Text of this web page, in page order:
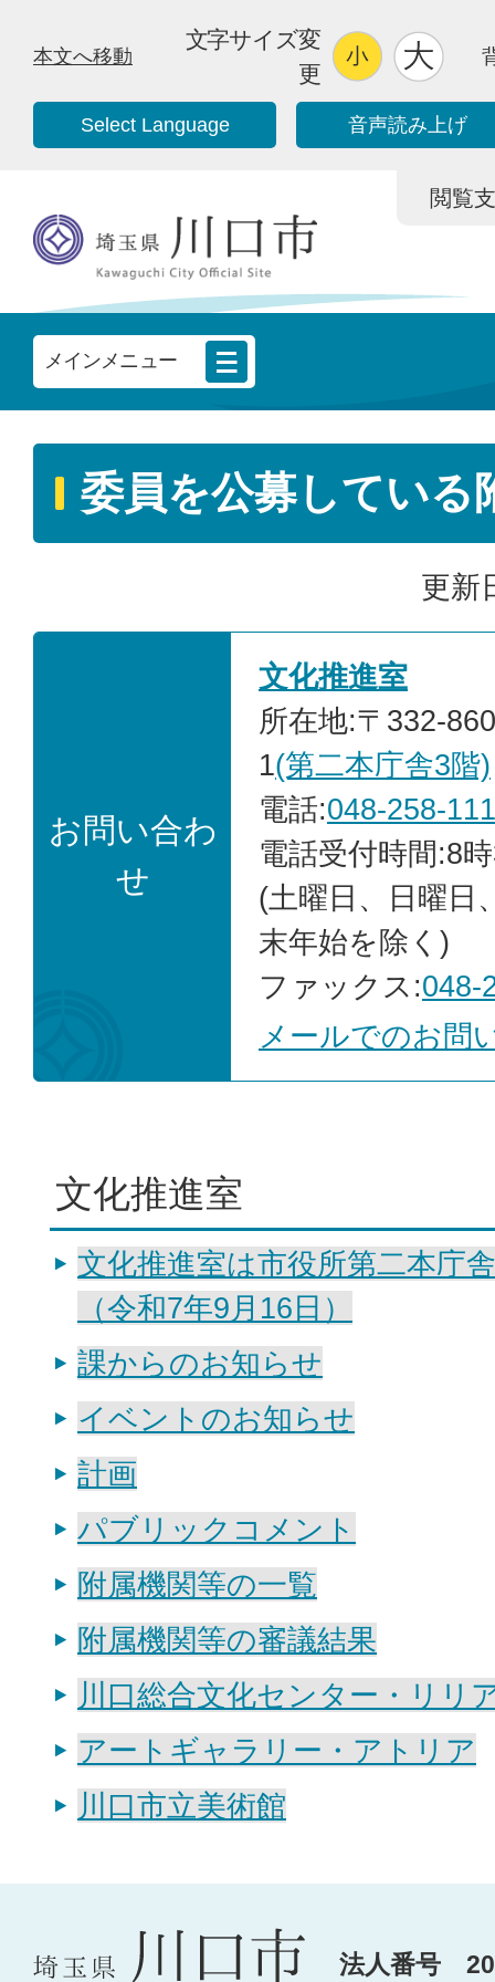
本文へ移動
文字サイズ変
更
Select Language 音声読み上げ
閲覧
メインメニュー
委員を公募している
更新
お問い合わ
せ
文化推進室
所在地:〒332-
1(第二本庁舎3階)
電話:048-258-
電話受付時間:8
(土曜日、日曜日
末年始を除く)
ファックス:048-
メールでのお問
文化推進室
文化推進室は市役所第二本庁
（令和7年9月16日）
課からのお知らせ
イベントのお知らせ
計画
パブリックコメント
附属機関等の一覧
附属機関等の審議結果
川口総合文化センター・リリ
アートギャラリー・アトリア
川口市立美術館
法人番号